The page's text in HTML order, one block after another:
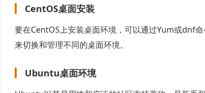
CentOS桌面安装
要在CentOS上安装桌面环境，可以通过Yum或dnf
来切换和管理不同的桌面环境。
Ubuntu桌面环境